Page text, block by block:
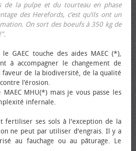
de la pulpe et du tourteau en phase
des Herefords, c’est qu’ils ont un
On sort des bœufs à 350 kg de
.
le GAEC touche des aides MAEC (*),
à accompagner le changement de
faveur de la biodiversité, de la qualité
l’érosion.
MHU(*) mais je vous passe les
infernale.
fertiliser ses sols à l'exception de la
ne peut par utiliser d'engrais. Il y a
au fauchage ou au pâturage. Le